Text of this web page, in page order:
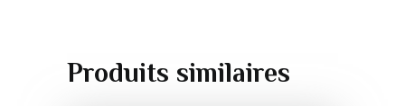
Produits similaires